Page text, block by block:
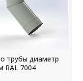
трубы диаметр
RAL 7004